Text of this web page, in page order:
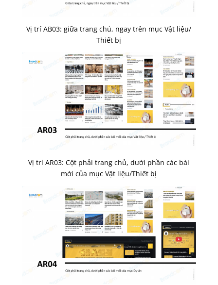
Vị trí AB03: giữa trang chủ, ngay trên mục Vật liệu/
Thiết bị
Vị trí AR03: Cột phải trang chủ, dưới phần các bài
mới của mục Vật liệu/Thiết bị